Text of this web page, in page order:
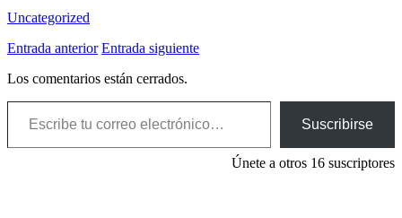
Uncategorized
Entrada anterior Entrada siguiente
Los comentarios están cerrados.
Escribe tu correo electrónico…
Suscribirse
Únete a otros 16 suscriptores